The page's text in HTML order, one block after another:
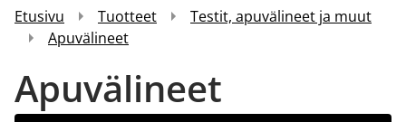
Etusivu Tuotteet
Testit, apuvälineet ja muut
Apuvälineet
Apuvälineet